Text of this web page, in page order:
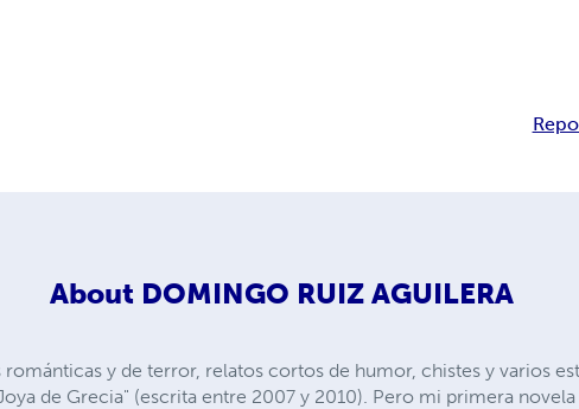
About DOMINGO RUIZ AGUILERA
románticas y de terror, relatos cortos de humor, chistes y varios
de Grecia" (escrita entre 2007 y 2010). Pero mi primera novela